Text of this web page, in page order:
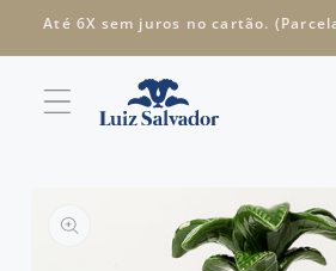
para o
conteúdo
Até 6X sem juros no cartão.
informações